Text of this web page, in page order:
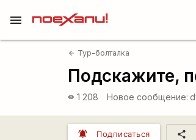
menu
arrow_back Тур-болталка
Подскажите,
visibility 1 208 Новое сообщение:
notifications_active Подписаться share